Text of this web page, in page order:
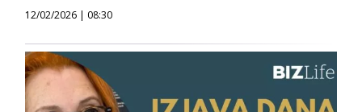
12/02/2026 | 08:30